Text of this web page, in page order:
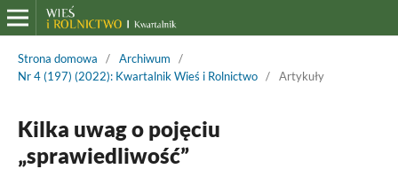
Strona domowa / Archiwum
/
Nr 4 (197) (2022): Kwartalnik Wieś i Rolnictwo / Artykuły
Kilka uwag o pojęciu
„sprawiedliwość”